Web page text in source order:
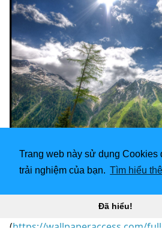
Trang web này sử dụng Cookies
trải nghiệm của bạn. Tìm hiểu
Đã hiểu!
1920x1200 JHG Photo từ Thụy Sĩ
Photographe en Suisse “
Nicaragua phong cảnh núi lửa
(https://wallpaperaccess.com/